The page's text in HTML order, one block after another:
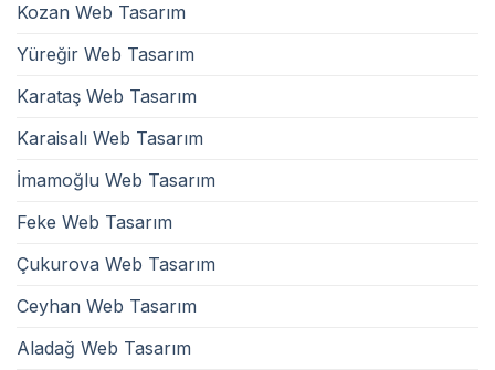
Kozan Web Tasarım
Yüreğir Web Tasarım
Karataş Web Tasarım
Karaisalı Web Tasarım
İmamoğlu Web Tasarım
Feke Web Tasarım
Çukurova Web Tasarım
Ceyhan Web Tasarım
Aladağ Web Tasarım